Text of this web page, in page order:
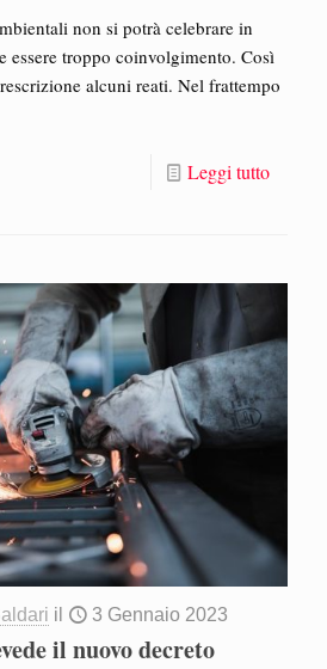
non si potrà celebrare in
essere troppo coinvolgimento. Così
alcuni reati. Nel frattempo
Leggi tutto
il 3 Gennaio 2023
il nuovo decreto